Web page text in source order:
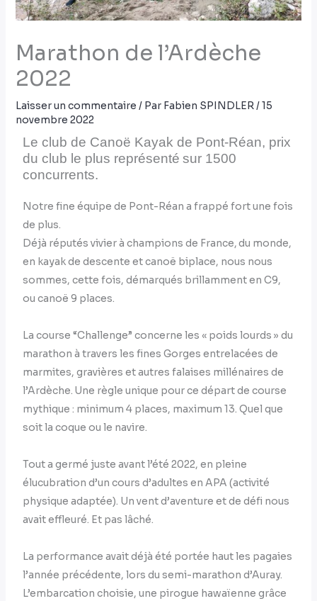
Marathon de l’Ardèche
2022
Laisser un commentaire / Par Fabien SPINDLER/15
novembre 2022
Le club de Canoë Kayak de Pont-Réan, prix
du club le plus représenté sur 1500
concurrents.
Notre fine équipe de Pont-Réan a frappé fort une fois
de plus.
Déjà réputés vivier à champions de France, du monde,
en kayak de descente et canoë biplace, nous nous
sommes, cette fois, démarqués brillamment en C9,
ou canoë 9 places.
La course “Challenge” concerne les « poids lourds » du
marathon à travers les fines Gorges entrelacées de
marmites, gravières et autres falaises millénaires de
l’Ardèche. Une règle unique pour ce départ de course
mythique : minimum 4 places, maximum 13. Quel que
soit la coque ou le navire.
Tout a germé juste avant l’été 2022, en pleine
élucubration d’un cours d’adultes en APA (activité
physique adaptée). Un vent d’aventure et de défi nous
avait effleuré. Et pas lâché.
La performance avait déjà été portée haut les pagaies
l’année précédente, lors du semi-marathon d’Auray.
L’embarcation choisie, une pirogue hawaïenne grâce